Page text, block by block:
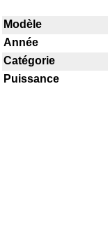
Modèle
Année
Catégorie
Puissance